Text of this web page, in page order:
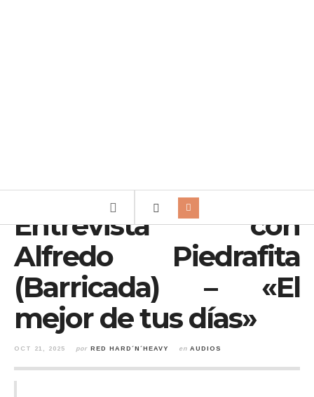
Entrevista con
Alfredo Piedrafita
(Barricada) – «El
mejor de tus días»
OCT 21, 2025 por RED HARD´N´HEAVY en AUDIOS